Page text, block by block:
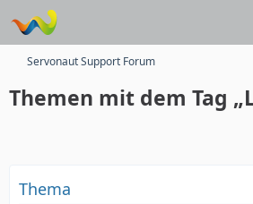
Servonaut Support Forum
Themen mit dem Tag
Thema